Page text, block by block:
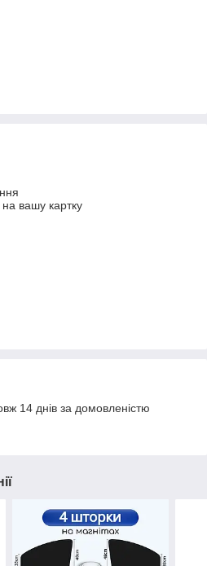
вашу картку
14 днів за домовленістю